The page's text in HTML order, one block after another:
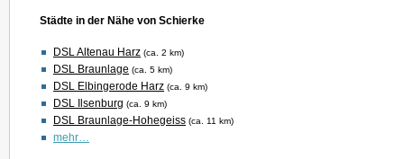
Städte in der Nähe von Schierke
DSL Altenau Harz (ca. 2 km)
DSL Braunlage (ca. 5 km)
DSL Elbingerode Harz (ca. 9 km)
DSL Ilsenburg (ca. 9 km)
DSL Braunlage-Hohegeiss (ca. 11 km)
mehr…